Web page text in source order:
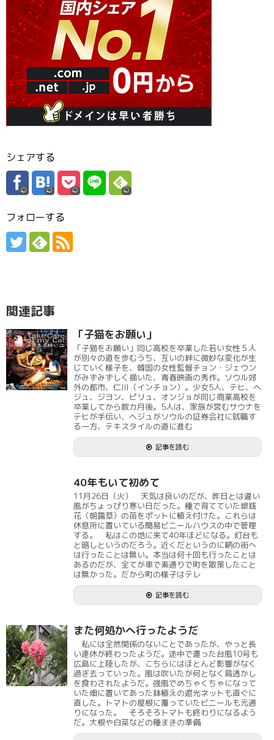
シェアする
フォローする
関連記事
「子猫をお願い」
「子猫をお願い」同じ高校を卒業した若い女性５人
が別々の道を歩むうち、互いの絆に微妙な変化が生
じていく様子を、韓国の女性監督チョン・ジェウン
がみずみずしく描いた、青春映画の秀作。ソウル郊
外の都市、仁川（インチョン）。少女5人、テヒ、ヘ
ジュ、ジヨン、ピリュ、オンジョが同じ商業高校を
卒業してから数カ月後。5人は、家族が営むサウナを
テヒが手伝い、ヘジュがソウルの証券会社に就職す
る一方、テキスタイルの道に進む
記事を読む
40年もいて初めて
11月26日（火） 天気は良いのだが、昨日とは違い
風がちょっぴり寒い日だった。種で育てていた銀銭
花（朝露草）の苗をポットに植え付けた。これらは
休息所に置いている簡易ビニールハウスの中で管理
する。 私はこの地に来て40年ほどになる。灯台も
と暗しというのだろう。近くだというのに鞆の街へ
は行ったことは無い。本当は何十回も行ったことは
あるのだが、全てが車で素通りで町を散策したこと
は無かった。だから町の様子はテレ
記事を読む
また何処かへ行ったようだ
私には全然関係のないことであったが、やっと長
い連休が終わったようだ。途中で遭った台風10号も
広島に上陸したが、こちらにはほとんど影響がなく
過ぎ去っていった。風は吹いたが何となく肩透かし
を食わされたようだ。強風でめちゃくちゃになって
いた畑に置いてあった鉢植えの遮光ネットも直ぐに
直した。トマトの屋根に覆っていたビニールも元通
りになった。 そろそろトマトも終わりになるよう
だ。大根や白菜などの種まきの準備